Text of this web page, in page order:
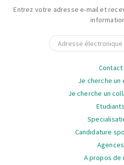
Entrez votre adresse e-mail et
E-mail
Contact
Je cherche un
Je cherche un
Etudiants
Candidature
Agences
A propos de